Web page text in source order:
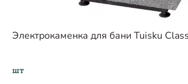
Электрокаменка для бани Tuisku
шт